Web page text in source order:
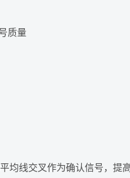
质量
均线交叉作为确认信号，提